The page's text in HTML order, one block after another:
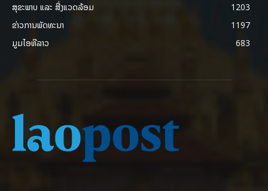
ສຸຂະພາບ ແລະ ສີ່ງແວດລ້ອມ
1203
ຂ່າວການພັດທະນາ
1197
ມູມໄອທີລາວ
683